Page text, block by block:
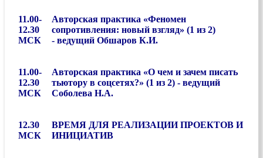
11.00-
12.30
МСК
Авторская практика «Феномен
сопротивления: новый взгляд» (1 из 2)
- ведущий Обшаров К.И.
11.00-
12.30
МСК
Авторская практика «О чем и зачем писать
тьютору в соцсетях?» (1 из 2) - ведущий
Соболева Н.А.
12.30
МСК
ВРЕМЯ ДЛЯ РЕАЛИЗАЦИИ ПРОЕКТОВ И
ИНИЦИАТИВ